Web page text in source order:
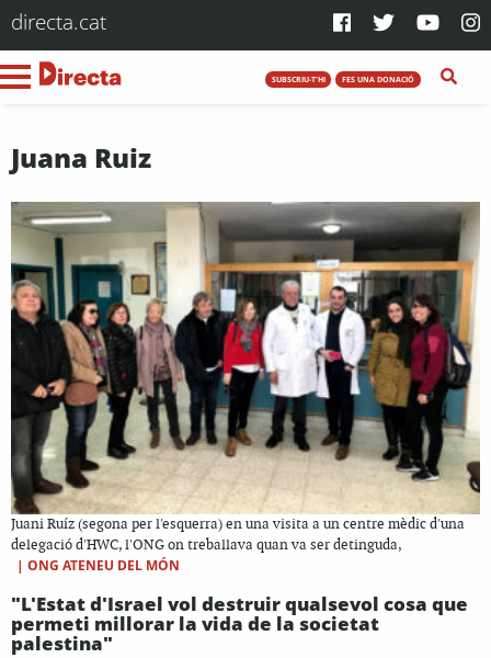
directa.cat
SUBSCRIU-T'HI FES UNA DONACIÓ
Juana Ruiz
Juani Ruíz (segona per l'esquerra) en una visita a un centre mèdic d'una
delegació d'HWC, l'ONG on treballava quan va ser detinguda,
| ONG ATENEU DEL MÓN
"L'Estat d'Israel vol destruir qualsevol cosa que
permeti millorar la vida de la societat
palestina"